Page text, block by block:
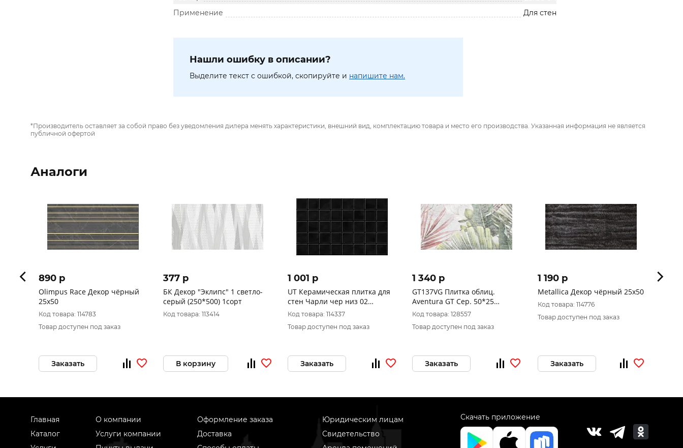
Применение
Для стен
Нашли ошибку в описании?
Выделите текст с ошибкой, скопируйте и напишите нам.
*Производитель оставляет за собой право без уведомления дилера менять характеристики, внешний вид, комплектацию товара и место его производства. Указанная информация не является
публичной офертой
Аналоги
890 p
Olimpus Race Декор чёрный
25х50
Код товара: 114783
Товар доступен под заказ
Заказать
377 p
БК Декор "Эклипс" 1 светло-
серый (250*500) 1сорт
Код товара: 113414
В корзину
1 001 p
UT Керамическая плитка для
стен Чарли чер низ 02
250х400 (1-й сорт)
Код товара: 114337
Товар доступен под заказ
Заказать
1 340 p
GT137VG Плитка облиц.
Aventura GT Сер. 50*25
_тропики_ 1 \74,25
Код товара: 128557
Товар доступен под заказ
Заказать
1 190 p
Metallica Декор чёрный 25х50
Код товара: 114776
Товар доступен под заказ
Заказать
377
Главная
Каталог
О компании
Услуги компании
Оформление заказа
Доставка
Юридическим лицам
Свидетельство
Скачать приложение